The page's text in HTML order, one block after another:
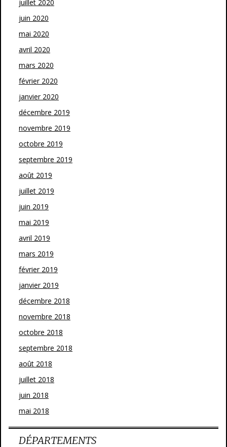
juillet 2020
juin 2020
mai 2020
avril 2020
mars 2020
février 2020
janvier 2020
décembre 2019
novembre 2019
octobre 2019
septembre 2019
août 2019
juillet 2019
juin 2019
mai 2019
avril 2019
mars 2019
février 2019
janvier 2019
décembre 2018
novembre 2018
octobre 2018
septembre 2018
août 2018
juillet 2018
juin 2018
mai 2018
DÉPARTEMENTS